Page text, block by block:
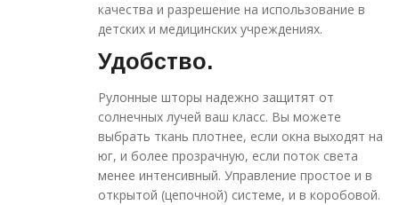
качества и разрешение на использование в
детских и медицинских учреждениях.
Удобство.
Рулонные шторы надежно защитят от
солнечных лучей ваш класс. Вы можете
выбрать ткань плотнее, если окна выходят на
юг, и более прозрачную, если поток света
менее интенсивный. Управление простое и в
открытой (цепочной) системе, и в коробовой.